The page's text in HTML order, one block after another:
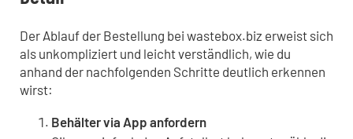
Der Ablauf der Bestellung bei wastebox.biz erweist sich
als unkompliziert und leicht verständlich, wie du
anhand der nachfolgenden Schritte deutlich erkennen
wirst:
Behälter via App anfordern